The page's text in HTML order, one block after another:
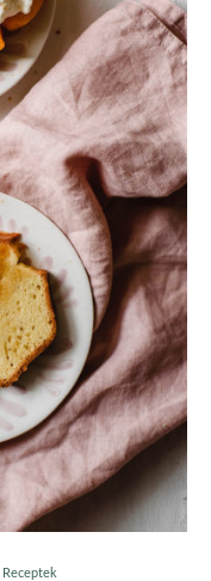
Receptek